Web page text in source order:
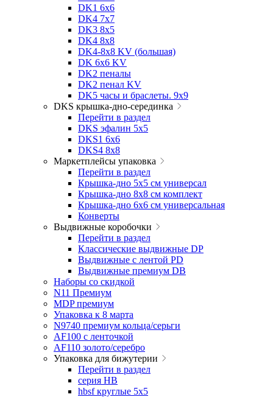
DK1 6x6
DK4 7х7
DK3 8x5
DK4 8x8
DK4-8x8 KV (большая)
DK 6х6 KV
DK2 пеналы
DK2 пенал KV
DK5 часы и браслеты. 9x9
DKS крышка-дно-серединка
Перейти в раздел
DKS эфалин 5x5
DKS1 6x6
DKS4 8x8
Маркетплейсы упаковка
Перейти в раздел
Крышка-дно 5x5 см универсал
Крышка-дно 8x8 см комплект
Крышка-дно 6x6 см универсальная
Конверты
Выдвижные коробочки
Перейти в раздел
Классические выдвижные DP
Выдвижные с лентой PD
Выдвижные премиум DB
Наборы со скидкой
N11 Премиум
MDP премиум
Упаковка к 8 марта
N9740 премиум кольца/серьги
AF100 с ленточкой
AF110 золото/серебро
Упаковка для бижутерии
Перейти в раздел
серия HB
hbsf круглые 5x5